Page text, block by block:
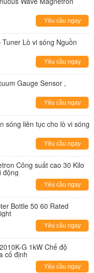
Yêu cầu ngay
Lò vi sóng Nguồn
Yêu cầu ngay
Gauge Sensor ,
Yêu cầu ngay
sóng liên tục cho lò vi sóng
Yêu cầu ngay
Công suất cao 30 Kilo
động
Yêu cầu ngay
Bottle 50 60 Rated
Yêu cầu ngay
G 1kW Chế độ
cố định
Yêu cầu ngay